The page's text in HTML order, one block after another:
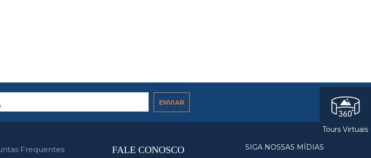
Frequentes FALE CONOSCO SIGA NOSSAS MÍDIAS
Tours Virtuais